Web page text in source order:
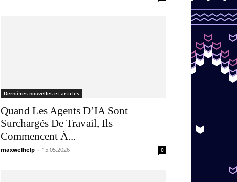
Dernières nouvelles et articles
Quand Les Agents D’IA Sont
Surchargés De Travail, Ils
Commencent À...
maxwelhelp - 15.05.2026 0